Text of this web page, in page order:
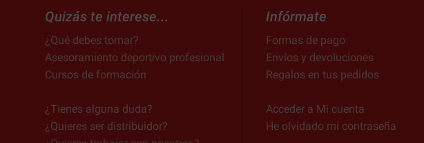
Quizás te interese...
¿Qué debes tomar?
Asesoramiento deportivo profesional
Cursos de formación
¿Tienes alguna duda?
¿Quieres ser distribuidor?
Infórmate
Formas de pago
Envíos y devoluciones
Regalos en tus pedidos
Acceder a Mi cuenta
He olvidado mi contraseña